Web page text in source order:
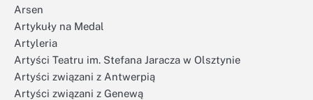
Arsen
Artykuły na Medal
Artyleria
Artyści Teatru im. Stefana Jaracza w Olsztynie
Artyści związani z Antwerpią
Artyści związani z Genewą